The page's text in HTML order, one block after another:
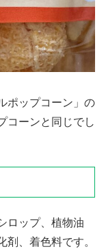
ポップコーン」の
コーンと同じでし
ロップ、植物油
剤、着色料です。